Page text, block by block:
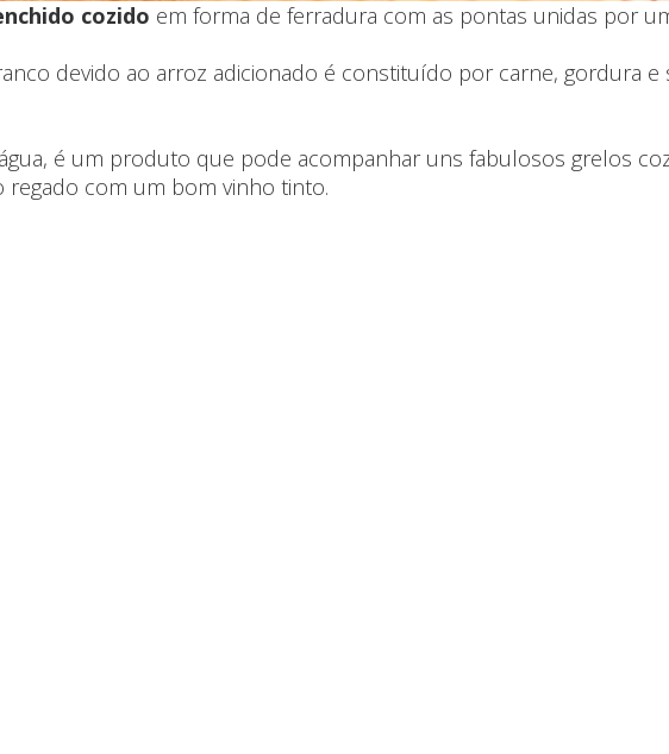
cozido em forma de ferradura com as pontas unidas por
devido ao arroz adicionado é constituído por carne, gordura
é um produto que pode acompanhar uns fabulosos grelos
com um bom vinho tinto.